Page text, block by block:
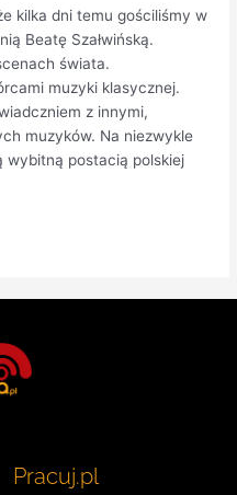
kilka dni temu gościliśmy w
Beatę Szałwińską.
świata.
muzyki klasycznej.
z innymi,
muzyków. Na niezwykle
wybitną postacią polskiej
Pracuj.pl